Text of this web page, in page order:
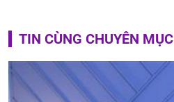
TIN CÙNG CHUYÊN MỤC